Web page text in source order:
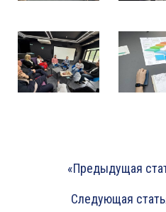
«Предыдущая
Следующая